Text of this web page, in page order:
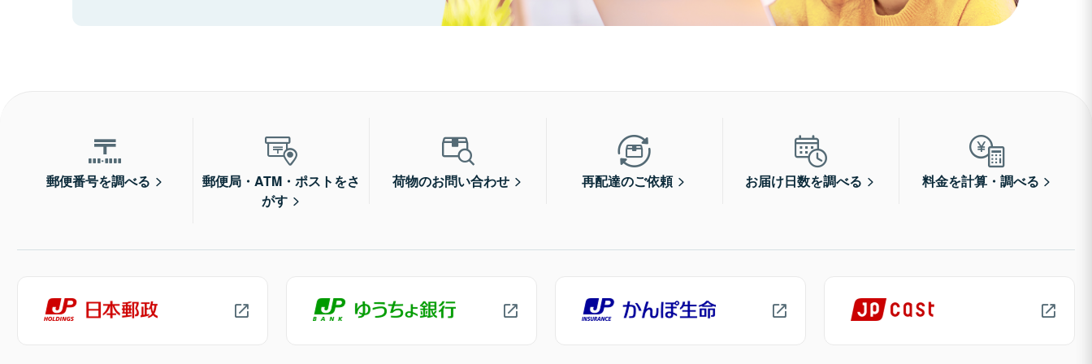
郵便番号を調べる
郵便局・ATM・ポストをさ
がす
荷物のお問い合わせ 再配達のご依頼 お届け日数を調べる 料金を計算・調べる